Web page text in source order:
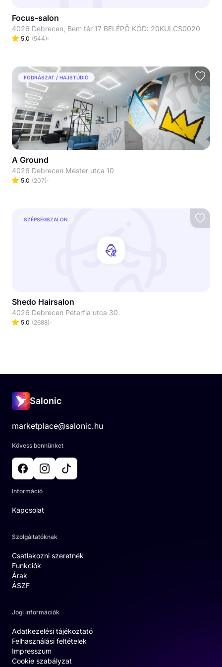
Focus-salon
4026 Debrecen, Bem tér 17 BELÉPŐ KÓD: 20KULCS0020
5.0 (544)
FODRÁSZAT / HAJSTÚDIÓ
A Ground
4026 Debrecen Mester utca 10
5.0 (207)
SZÉPSÉGSZALON
Shedo Hairsalon
4026 Debrecen Péterfia utca 30.
5.0 (2688)
Salonic
marketplace@salonic.hu
Kövess bennünket
Információ
Kapcsolat
Szolgáltatóknak
Csatlakozni szeretnék
Funkciók
Árak
ÁSZF
Jogi információk
Adatkezelési tájékoztató
Felhasználási feltételek
Impresszum
Cookie szabályzat